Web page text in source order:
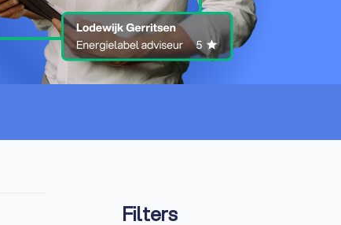
Filters